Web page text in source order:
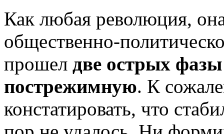
Как любая революция,
общественно-
прошел две острых
пострежимную. К
констатировать, что